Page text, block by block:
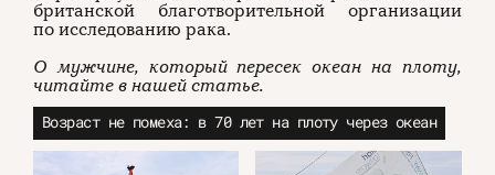
британской благотворительной организации
по исследованию рака.
О мужчине, который пересек океан на плоту,
читайте в нашей статье.
Возраст не помеха: в 70 лет на плоту через океан